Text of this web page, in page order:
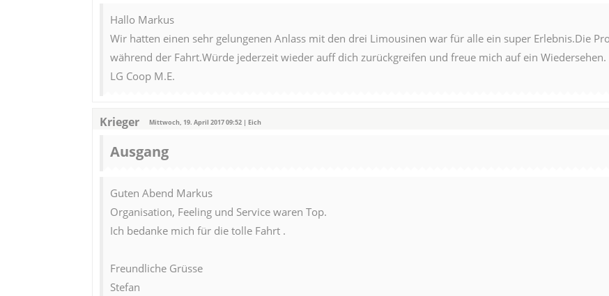
Hallo Markus
Wir hatten einen sehr gelungenen Anlass mit den drei Limousinen war für alle ein super Erlebnis.Die
während der Fahrt.Würde jederzeit wieder auff dich zurückgreifen und freue mich auf ein Wiedersehen.
LG Coop M.E.
Krieger Mittwoch, 19. April 2017 09:52 | Eich
Ausgang
Guten Abend Markus
Organisation, Feeling und Service waren Top.
Ich bedanke mich für die tolle Fahrt .
Freundliche Grüsse
Stefan